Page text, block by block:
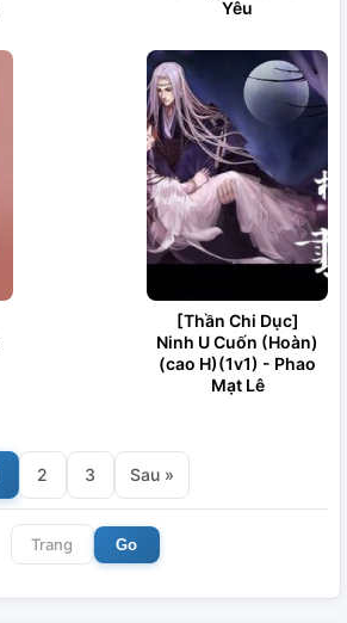
Yêu
[Thần Chi Dục]
Ninh U Cuốn (Hoàn)
(cao H)(1v1) - Phao
Mạt Lê
2 3 Sau »
Go